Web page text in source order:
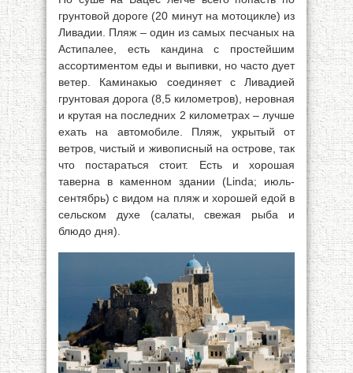
грунтовой дороге (20 минут на мотоцикле) из
Ливадии. Пляж – один из самых песчаных на
Астипалее, есть кандина с простейшим
ассортиментом еды и выпивки, но часто дует
ветер. Каминакью соединяет с Ливадией
грунтовая дорога (8,5 километров), неровная
и крутая на последних 2 километрах – лучше
ехать на автомобиле. Пляж, укрытый от
ветров, чистый и живописный на острове, так
что постараться стоит. Есть и хорошая
таверна в каменном здании (Linda; июль-
сентябрь) с видом на пляж и хорошей едой в
сельском духе (салаты, свежая рыба и
блюдо дня).